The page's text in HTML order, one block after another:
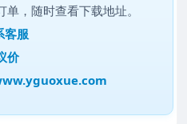
单，随时查看下载地址。
客服
价